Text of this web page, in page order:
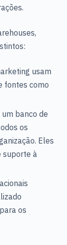
usam
fontes como
banco de
os
Eles
suporte à
os